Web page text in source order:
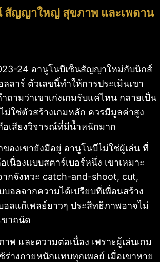
สัญญาใหญ่ สุขภาพ และเพดาน
24 อานูโนบีเซ็นสัญญาใหม่กับนิกส์
ลาร์ ตัวเลขนี้ทำให้การประเมินเขา
ถามว่าเขาเก่งเกมรับแค่ไหน กลายเป็น
ม่ใช่ตัวสร้างเกมหลัก ควรมีมูลค่าสูง
เสียงวิจารณ์ที่มีน้ำหนักมาก
องเขายังมีอยู่ อานูโนบีไม่ใช่ผู้เล่น ที่
เนื่องแบบสตาร์เบอร์หนึ่ง เขาเหมาะ
ากจังหวะ catch-and-shoot, cut,
อลจากความได้เปรียบที่เพื่อนสร้าง
อลแก้เพลย์ยาวๆ ประสิทธิภาพอาจไม่
ขาถนัด
พ และความต่อเนื่อง เพราะผู้เล่นเกม
ร่างกายหนักแทบทุกเพลย์ เมื่อเขาหาย